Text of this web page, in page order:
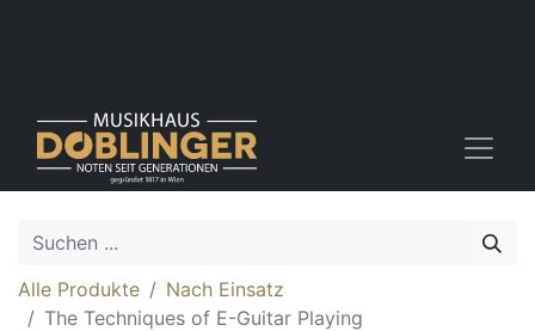
Alle Produkte
Nach Einsatz
The Techniques of E-Guitar Playing